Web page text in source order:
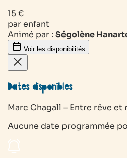
15 €
par enfant
Animé par : Ségolène
Voir les disponibilités
Dates disponibles
Marc Chagall – Entre rêve et
Aucune date programmée